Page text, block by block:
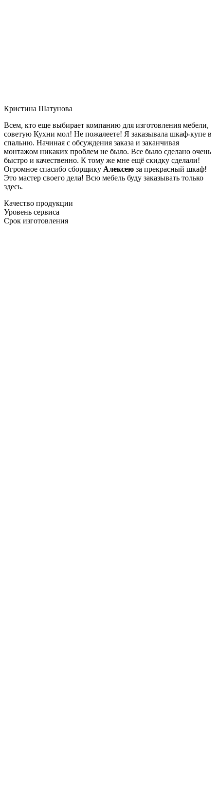
Кристина Шатунова
Всем, кто еще выбирает компанию для изготовления мебели,
советую Кухни мол! Не пожалеете! Я заказывала шкаф-купе в
спальню. Начиная с обсуждения заказа и заканчивая
монтажом никаких проблем не было. Все было сделано очень
быстро и качественно. К тому же мне ещё скидку сделали!
Огромное спасибо сборщику Алексею за прекрасный шкаф!
Это мастер своего дела! Всю мебель буду заказывать только
здесь.
Качество продукции
Уровень сервиса
Срок изготовления